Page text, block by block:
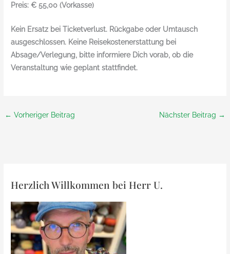
Preis: € 55,00 (Vorkasse)
Kein Ersatz bei Ticketverlust. Rückgabe oder Umtausch
ausgeschlossen. Keine Reisekostenerstattung bei
Absage/Verlegung, bitte informiere Dich vorab, ob die
Veranstaltung wie geplant stattfindet.
← Vorheriger Beitrag Nächster Beitrag →
Herzlich Willkommen bei Herr U.